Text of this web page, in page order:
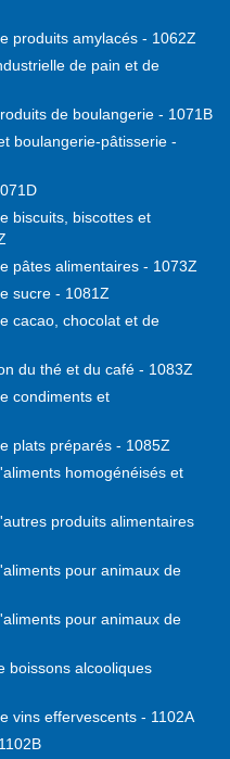
produits amylacés - 1062Z
de pain et de
de boulangerie - 1071B
boulangerie-pâtisserie -
biscuits, biscottes et
pâtes alimentaires - 1073Z
sucre - 1081Z
cacao, chocolat et de
du thé et du café - 1083Z
condiments et
plats préparés - 1085Z
homogénéisés et
produits alimentaires
pour animaux de
pour animaux de
boissons alcooliques
vins effervescents - 1102A